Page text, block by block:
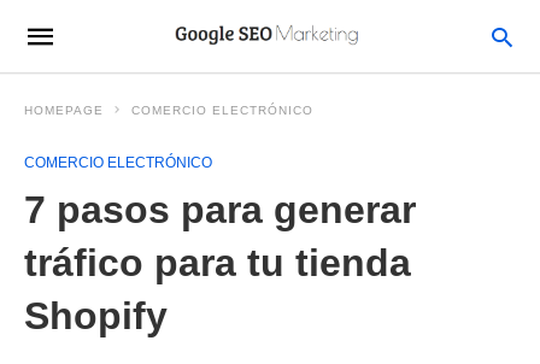
HOMEPAGE COMERCIO ELECTRÓNICO
COMERCIO ELECTRÓNICO
7 pasos para generar
tráfico para tu tienda
Shopify